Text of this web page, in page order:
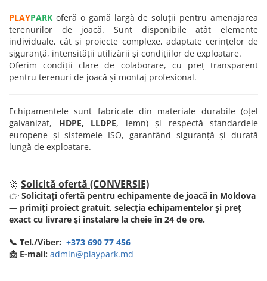
PLAYPARK oferă o gamă largă de soluții pentru amenajarea
terenurilor de joacă. Sunt disponibile atât elemente
individuale, cât și proiecte complexe, adaptate cerințelor de
siguranță, intensității utilizării și condițiilor de exploatare.
Oferim condiții clare de colaborare, cu preț transparent
pentru terenuri de joacă și montaj profesional.
Echipamentele sunt fabricate din materiale durabile (oțel
galvanizat, HDPE, LLDPE, lemn) și respectă standardele
europene și sistemele ISO, garantând siguranță și durată
lungă de exploatare.
🚀Solicită ofertă (CONVERSIE)
👉 Solicitați ofertă pentru echipamente de joacă în Moldova
— primiți proiect gratuit, selecția echipamentelor și preț
exact cu livrare și instalare la cheie în 24 de ore.
📞 Tel./Viber: +373 690 77 456
📩 E-mail: admin@playpark.md